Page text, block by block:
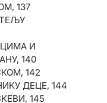
СИЛЕ, 205
207
ГОСПОДУ
ЧЕДА У
ВЕРЕ И
137
И
140
142
ДЕЦЕ, 144
145